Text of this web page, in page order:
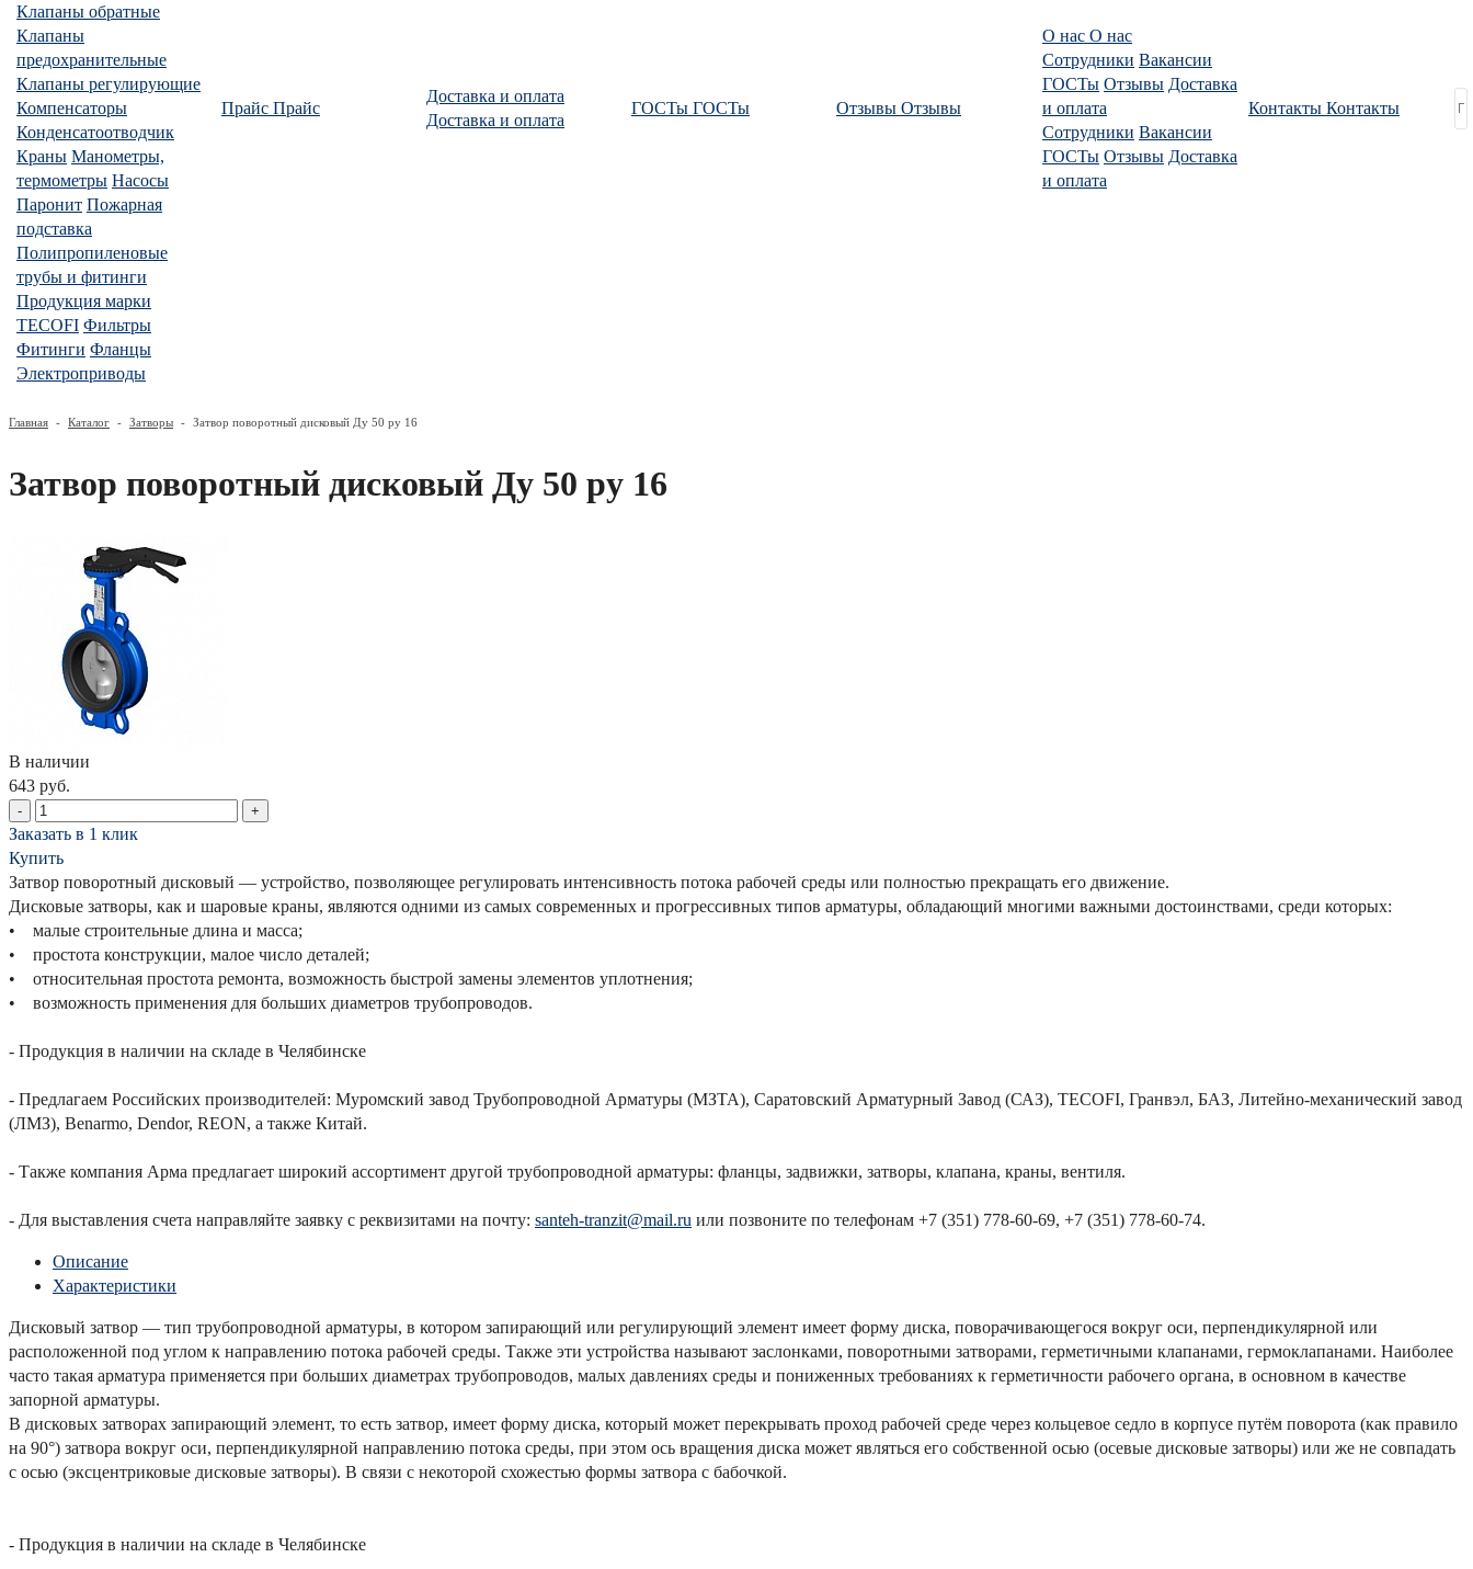
Клапаны обратные
Клапаны
предохранительные
Клапаны регулирующие
Компенсаторы
Конденсатоотводчик
Краны Манометры,
термометры Насосы
Паронит Пожарная
подставка
Полипропиленовые
трубы и фитинги
Продукция марки
TECOFI Фильтры
Фитинги Фланцы
Электроприводы
Прайс Прайс
Доставка и оплата
Доставка и оплата
ГОСТы ГОСТы Отзывы Отзывы
О нас О нас
Сотрудники Вакансии
ГОСТы Отзывы Доставка
и оплата
Сотрудники Вакансии
ГОСТы Отзывы Доставка
и оплата
Контакты Контакты
Главная - Каталог - Затворы - Затвор поворотный дисковый Ду 50 ру 16
Затвор поворотный дисковый Ду 50 ру 16
В наличии
643 руб.
- +
Заказать в 1 клик
Купить
Затвор поворотный дисковый — устройство, позволяющее регулировать интенсивность потока рабочей среды или полностью прекращать его движение.
Дисковые затворы, как и шаровые краны, являются одними из самых современных и прогрессивных типов арматуры, обладающий многими важными достоинствами, среди которых:
• малые строительные длина и масса;
• простота конструкции, малое число деталей;
• относительная простота ремонта, возможность быстрой замены элементов уплотнения;
• возможность применения для больших диаметров трубопроводов.
- Продукция в наличии на складе в Челябинске
- Предлагаем Российских производителей: Муромский завод Трубопроводной Арматуры (МЗТА), Саратовский Арматурный Завод (САЗ), TECOFI, Гранвэл, БАЗ, Литейно-механический завод
(ЛМЗ), Benarmo, Dendor, REON, а также Китай.
- Также компания Арма предлагает широкий ассортимент другой трубопроводной арматуры: фланцы, задвижки, затворы, клапана, краны, вентиля.
- Для выставления счета направляйте заявку с реквизитами на почту: santeh-tranzit@mail.ru или позвоните по телефонам +7 (351) 778-60-69, +7 (351) 778-60-74.
Описание
Характеристики
Дисковый затвор — тип трубопроводной арматуры, в котором запирающий или регулирующий элемент имеет форму диска, поворачивающегося вокруг оси, перпендикулярной или
расположенной под углом к направлению потока рабочей среды. Также эти устройства называют заслонками, поворотными затворами, герметичными клапанами, гермоклапанами. Наиболее
часто такая арматура применяется при больших диаметрах трубопроводов, малых давлениях среды и пониженных требованиях к герметичности рабочего органа, в основном в качестве
запорной арматуры.
В дисковых затворах запирающий элемент, то есть затвор, имеет форму диска, который может перекрывать проход рабочей среде через кольцевое седло в корпусе путём поворота (как правило
на 90°) затвора вокруг оси, перпендикулярной направлению потока среды, при этом ось вращения диска может являться его собственной осью (осевые дисковые затворы) или же не совпадать
с осью (эксцентриковые дисковые затворы). В связи с некоторой схожестью формы затвора с бабочкой.
- Продукция в наличии на складе в Челябинске